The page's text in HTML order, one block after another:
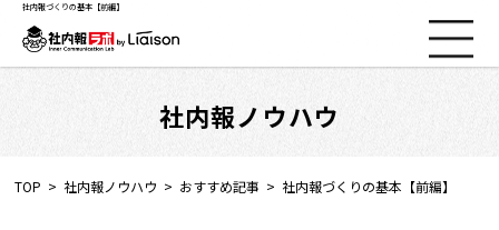
社内報ノウハウ
セミナー情報
社内報づくりの基本【前編】
社内報ノウハウ
TOP 社内報ノウハウ おすすめ記事 社内報づくりの基本【前編】